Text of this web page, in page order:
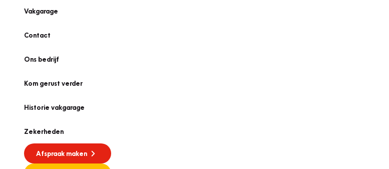
Vakgarage
Contact
Ons bedrijf
Kom gerust verder
Historie vakgarage
Zekerheden
Afspraak maken